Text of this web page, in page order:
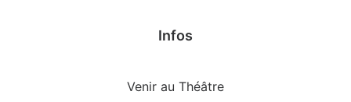
Infos
Venir au Théâtre